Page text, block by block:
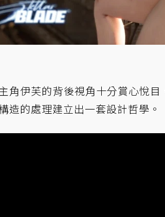
角伊芙的背後視角十分賞心悅
造的處理建立出一套設計哲學。